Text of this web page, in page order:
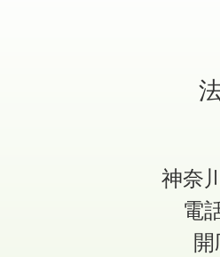
神奈
電